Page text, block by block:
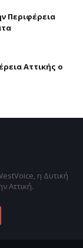
Περιφέρεια
Αττικής ο
η Δυτική
Αττική.